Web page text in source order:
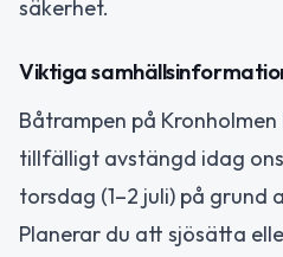
säkerhet.
Viktiga
Båtrampen på
tillfälligt avstängd idag
torsdag (1–2 juli) på grund
Planerar du att sjösätta